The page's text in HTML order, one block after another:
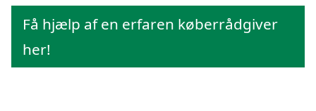
Få hjælp af en erfaren køberrådgiver
her!